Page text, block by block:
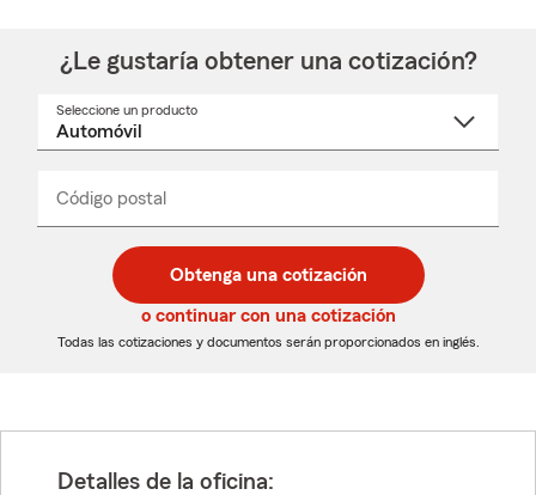
¿Le gustaría obtener una cotización?
Seleccione un producto
desplegable
Código postal
de
5
dígitos
de
5
dígitos
_____
Obtenga una cotización
o continuar con una cotización
Todas las cotizaciones y documentos serán proporcionados en inglés.
Detalles de la oficina: